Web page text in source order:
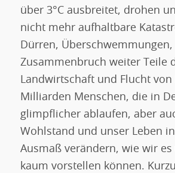
über 3°C ausbreitet, drohen
nicht mehr aufhaltbare
Dürren, Überschwemmungen,
Zusammenbruch weiter Teile
Landwirtschaft und Flucht
Milliarden Menschen, die in
glimpflicher ablaufen, aber
Wohlstand und unser Leben
Ausmaß verändern, wie wir es
kaum vorstellen können.